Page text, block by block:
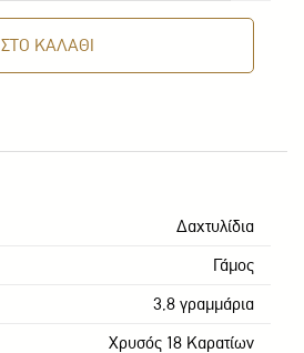
ΣΤΟ ΚΑΛΑΘΙ
Δαxτυλίδια
Γάμος
3,8 γραμμάρια
Χρυσός 18 Καρατίων